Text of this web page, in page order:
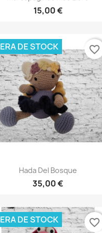
15,00 €
Vista rápida
Hada Del Bosque
35,00 €
DE STOCK favorite_border
DE STOCK favorite_border